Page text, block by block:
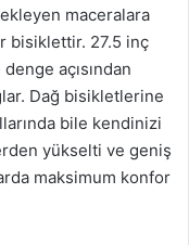
maceralara
bisiklettir. 27.5 inç
açısından
Dağ bisikletlerine
bile kendinizi
yükselti ve geniş
maksimum konfor